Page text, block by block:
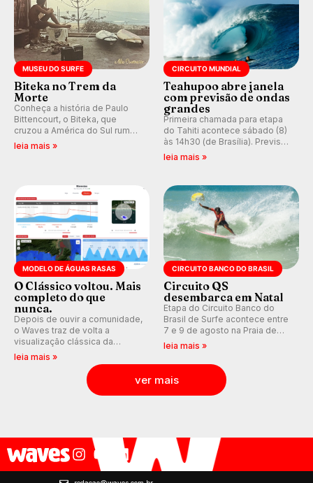
MUSEU DO SURFE
Biteka no Trem da
Morte
Conheça a história de Paulo
Bittencourt, o Biteka, que
cruzou a América do Sul rumo
ao Pacífico em uma jornada
que se tornou um marco de
leia mais »
CIRCUITO MUNDIAL
Teahupoo abre janela
com previsão de ondas
grandes
Primeira chamada para etapa
do Tahiti acontece sábado (8)
às 14h30 (de Brasília). Previsão
indica swell consistente.
Medina embarca para evento e
Kelly Slater convidado.
leia mais »
MODELO DE ÁGUAS RASAS
O Clássico voltou. Mais
completo do que
nunca.
Depois de ouvir a comunidade,
o Waves traz de volta a
visualização clássica da
previsão de águas rasas,
agora integrada à nova
plataforma e com previsão das
ondas para até 16 dias.
leia mais »
CIRCUITO BANCO DO BRASIL
Circuito QS
desembarca em Natal
Etapa do Circuito Banco do
Brasil de Surfe acontece entre
7 e 9 de agosto na Praia de
Miami (RN), em disputas
válidas pelo Qualifying Series
(QS) 4.000 e pela corrida por
vagas no Challenger Series.
leia mais »
ver mais